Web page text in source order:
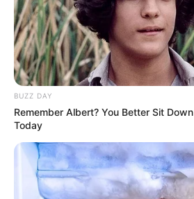
BUZZ DAY
Remember Albert? You Better Sit
Today